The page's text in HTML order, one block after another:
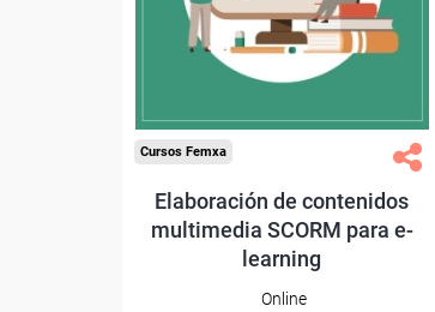
Diploma
Compra segura
Cursos Femxa
Elaboración de contenidos
multimedia SCORM para e-
learning
Online